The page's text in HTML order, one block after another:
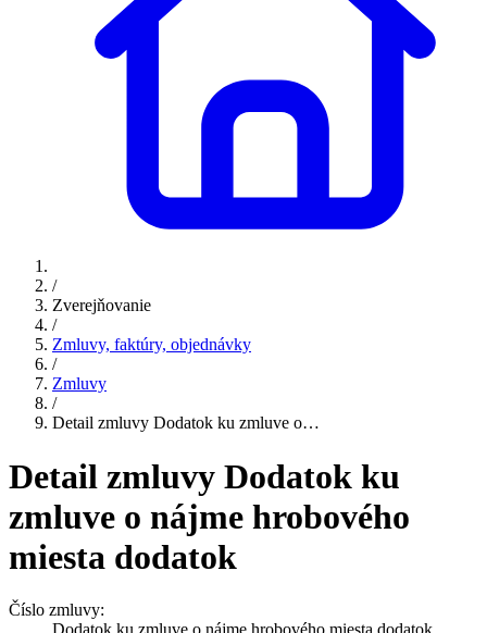
/
Zverejňovanie
/
Zmluvy, faktúry, objednávky
/
Zmluvy
/
Detail zmluvy Dodatok ku zmluve o…
Detail zmluvy Dodatok ku
zmluve o nájme hrobového
miesta dodatok
Číslo zmluvy: